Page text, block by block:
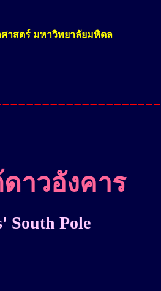
าสตร์ มหาวิทยาลัยมหิดล
าวอังคาร
South Pole